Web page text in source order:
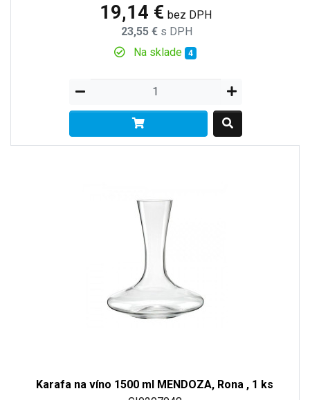
19,14 € bez DPH
23,55 € s DPH
Na sklade 4
Karafa na víno 1500 ml MENDOZA, Rona , 1 ks